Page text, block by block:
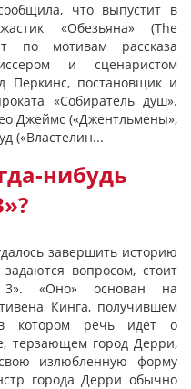
что выпустит в
«Обезьяна» (The
по мотивам рассказа
и сценаристом
Перкинс, постановщик и
«Собиратель душ».
Джеймс («Джентльмены»,
(«Властелин...
нибудь
завершить историю
вопросом, стоит
«Оно» основан на
Кинга, получившем
котором речь идет о
терзающем город Дерри,
излюбленную форму
города Дерри обычно